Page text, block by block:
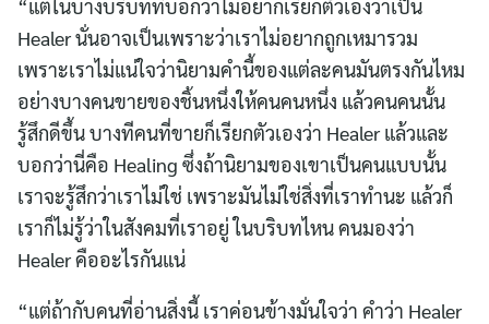
“แต่ในบางบริบทที่บอกว่าไม่อยากเรียกตัวเองว่าเป็น
Healer นั่นอาจเป็นเพราะว่าเราไม่อยากถูกเหมารวม
เพราะเราไม่แน่ใจว่านิยามคำนี้ของแต่ละคนมันตรงกันไหม
อย่างบางคนขายของชิ้นหนึ่งให้คนคนหนึ่ง แล้วคนคนนั้น
รู้สึกดีขึ้น บางทีคนที่ขายก็เรียกตัวเองว่า Healer แล้วและ
บอกว่านี่คือ Healing ซึ่งถ้านิยามของเขาเป็นคนแบบนั้น
เราจะรู้สึกว่าเราไม่ใช่ เพราะมันไม่ใช่สิ่งที่เราทำนะ แล้วก็
เราก็ไม่รู้ว่าในสังคมที่เราอยู่ ในบริบทไหน คนมองว่า
Healer คืออะไรกันแน่
“แต่ถ้ากับคนที่อ่านสิ่งนี้ เราค่อนข้างมั่นใจว่า คำว่า Healer